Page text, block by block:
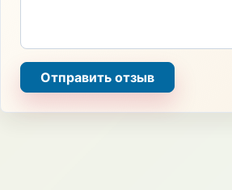
Отправить отзыв